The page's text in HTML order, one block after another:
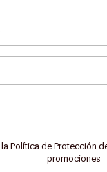
Política de Protección
promociones